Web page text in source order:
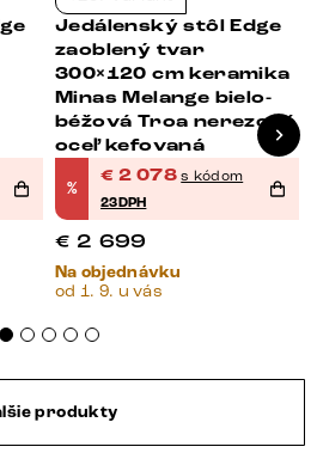
Jedálenský stôl Edge
zaoblený tvar
300×120 cm keramika
Minas Melange bielo-
béžová Troa nerezová
oceľ kefovaná
%
€ 2 078 s kódom
23DPH
€ 2 699
Na objednávku
od 1. 9. u vás
produkty